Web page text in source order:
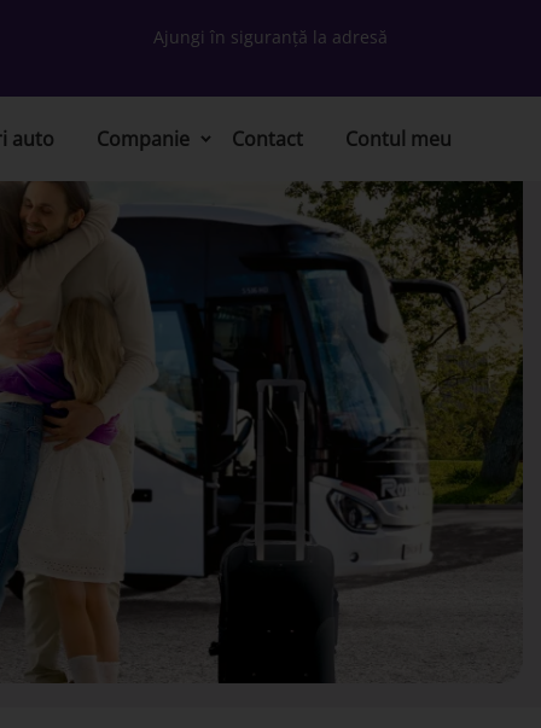
Ajungi în siguranță la adresă
auto Companie Contact Contul meu